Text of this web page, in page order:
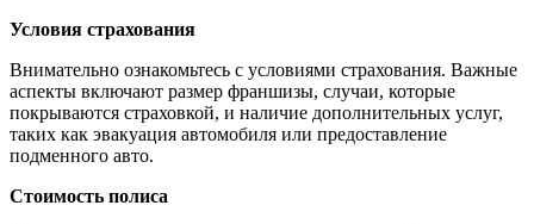
Условия страхования
Внимательно ознакомьтесь с условиями страхования. Важные
аспекты включают размер франшизы, случаи, которые
покрываются страховкой, и наличие дополнительных услуг,
таких как эвакуация автомобиля или предоставление
подменного авто.
Стоимость полиса